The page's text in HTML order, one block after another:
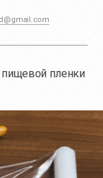
пищевой пленки